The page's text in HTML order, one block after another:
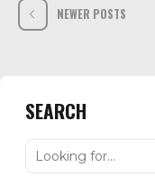
NEWER POSTS
SEARCH